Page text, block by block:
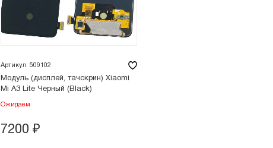
Артикул: 509102
Модуль (дисплей, тачскрин) Xiaomi
Mi A3 Lite Черный (Black)
Ожидаем
7200 ₽